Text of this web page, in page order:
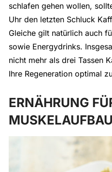
schlafen gehen wollen,
Uhr den letzten Schluck
Gleiche gilt natürlich auch
sowie Energydrinks.
nicht mehr als drei Tassen
Ihre Regeneration optimal
ERNÄHRUNG
MUSKELAUFBAU